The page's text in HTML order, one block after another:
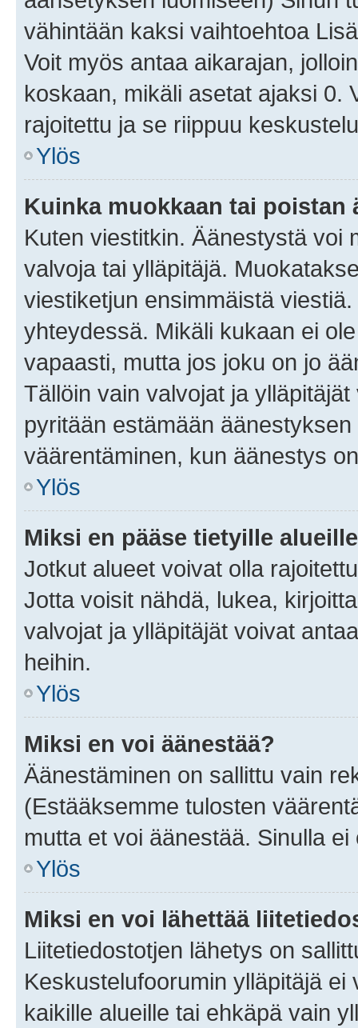
vähintään kaksi vaihtoehtoa
Voit myös antaa aikarajan,
koskaan, mikäli asetat ajaksi 0.
rajoitettu ja se riippuu
Ylös
Kuinka muokkaan tai poistan
Kuten viestitkin. Äänestystä voi
valvoja tai ylläpitäjä.
viestiketjun ensimmäistä
yhteydessä. Mikäli kukaan ei
vapaasti, mutta jos joku on jo
Tällöin vain valvojat ja
pyritään estämään
väärentäminen, kun äänestys
Ylös
Miksi en pääse tietyille
Jotkut alueet voivat olla
Jotta voisit nähdä, lukea,
valvojat ja ylläpitäjät voivat
heihin.
Ylös
Miksi en voi äänestää?
Äänestäminen on sallittu vain
(Estääksemme tulosten
mutta et voi äänestää. Sinulla
Ylös
Miksi en voi lähettää
Liitetiedostotjen lähetys on
Keskustelufoorumin ylläpitäjä
kaikille alueille tai ehkäpä vain